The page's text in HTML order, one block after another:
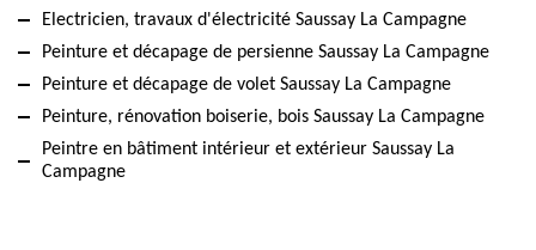
Electricien, travaux d'électricité Saussay La Campagne
Peinture et décapage de persienne Saussay La Campagne
Peinture et décapage de volet Saussay La Campagne
Peinture, rénovation boiserie, bois Saussay La Campagne
Peintre en bâtiment intérieur et extérieur Saussay La
Campagne